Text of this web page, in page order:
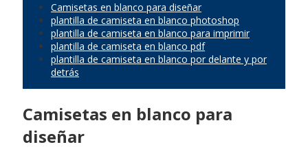
Camisetas en blanco para diseñar
plantilla de camiseta en blanco photoshop
plantilla de camiseta en blanco para imprimir
plantilla de camiseta en blanco pdf
plantilla de camiseta en blanco por delante y por
detrás
Camisetas en blanco para
diseñar